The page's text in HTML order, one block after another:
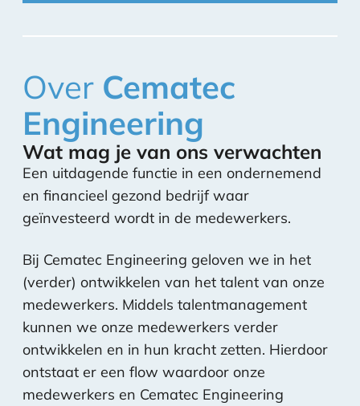
Over Cematec
Engineering
Wat mag je van ons verwachten
Een uitdagende functie in een ondernemend
en financieel gezond bedrijf waar
geïnvesteerd wordt in de medewerkers.
Bij Cematec Engineering geloven we in het
(verder) ontwikkelen van het talent van onze
medewerkers. Middels talentmanagement
kunnen we onze medewerkers verder
ontwikkelen en in hun kracht zetten. Hierdoor
ontstaat er een flow waardoor onze
medewerkers en Cematec Engineering